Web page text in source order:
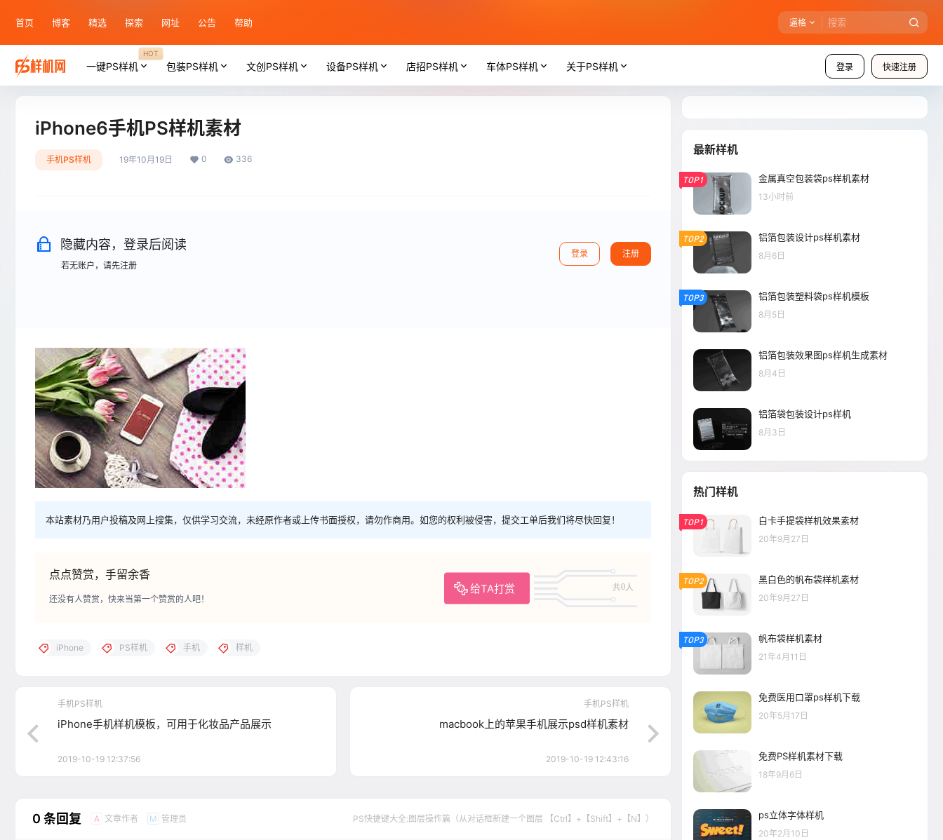
首页 博客 精选 探索 网址 公告 帮助 逼格
登录 快速注册
一键PS样机
HOT
包装PS样机 文创PS样机 设备PS样机 店招PS样机 车体PS样机 关于PS样机
iPhone6手机PS样机素材
手机PS样机 19年10月19日 0 336
隐藏内容，登录后阅读
若无账户，请先注册
登录 注册
本站素材乃用户投稿及网上搜集，仅供学习交流，未经原作者或上传书面授权，请勿作商用。如您的权利被侵害，提交工单后我们将尽快回复！
点点赞赏，手留余香
给TA打赏 共0人
还没有人赞赏，快来当第一个赞赏的人吧！
iPhone PS样机 手机 样机
手机PS样机
iPhone手机样机模板，可用于化妆品产品展示
2019-10-19 12:37:56
手机PS样机
macbook上的苹果手机展示psd样机素材
2019-10-19 12:43:16
0 条回复 A 文章作者 M 管理员 PS快捷键大全:图层操作篇（从对话框新建一个图层 【Ctrl】+【Shift】+【N】）
最新样机
TOP1 金属真空包装袋ps样机素材
13小时前
TOP2 铝箔包装设计ps样机素材
8月6日
TOP3 铝箔包装塑料袋ps样机模板
8月5日
铝箔包装效果图ps样机生成素材
8月4日
铝箔袋包装设计ps样机
8月3日
热门样机
TOP1 白卡手提袋样机效果素材
20年9月27日
TOP2 黑白色的帆布袋样机素材
20年9月27日
TOP3 帆布袋样机素材
21年4月11日
免费医用口罩ps样机下载
20年5月17日
免费PS样机素材下载
18年9月6日
ps立体字体样机
20年2月10日